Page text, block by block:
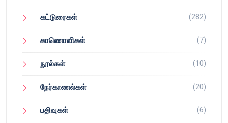
கட்டுரைகள் (282)
காணொளிகள் (7)
நூல்கள் (10)
நேர்காணல்கள் (20)
பதிவுகள் (6)